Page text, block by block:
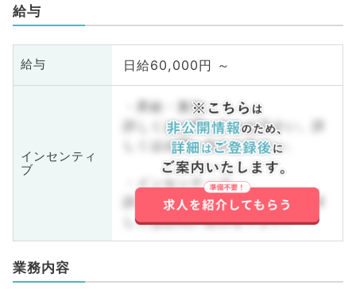
給与
給与 日給60,000円 ～
インセンティ
ブ
・昇給・賞与
詳しくはお問い合わせ下さい。詳
しくはお問い合わせ下さい。
・インセンティブ
詳しくはお問い合わせ下さい。詳
しくはお問い合わせ下さい。
業務内容